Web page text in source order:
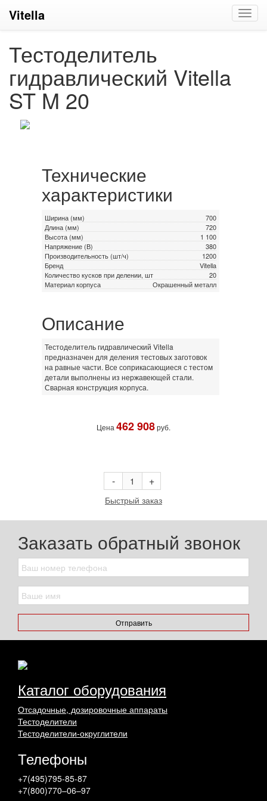
Vitella
Тестоделитель
гидравлический Vitella
ST M 20
Технические
характеристики
Ширина (мм)
700
Длина (мм)
720
Высота (мм)
1 100
Напряжение (В)
380
Производительность (шт/ч)
1200
Бренд
Vitella
Количество кусков при делении, шт
20
Материал корпуса
Окрашенный металл
Описание
Тестоделитель гидравлический Vitella
предназначен для деления тестовых заготовок
на равные части. Все соприкасающиеся с тестом
детали выполнены из нержавеющей стали.
Сварная конструкция корпуса.
Цена 462 908руб.
- +
Быстрый заказ
Заказать обратный звонок
Отправить
Каталог оборудования
Отсадочные, дозировочные аппараты
Тестоделители
Тестоделители-округлители
Телефоны
+7(495)795-85-87
+7(800)770–06–97